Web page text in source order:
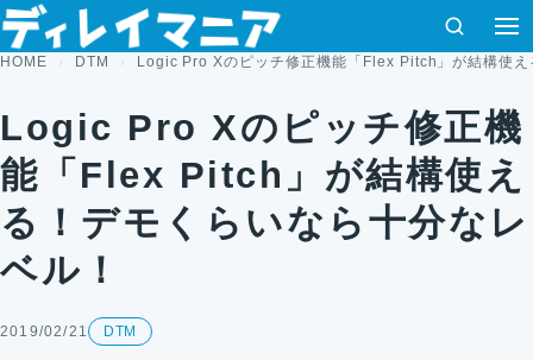
コンテンツへスキップ
検索
HOME DTM Logic Pro Xのピッチ修正機能「Flex Pitch」が結構使
Logic Pro Xのピッチ修正機
能「Flex Pitch」が結構使え
る！デモくらいなら十分なレ
ベル！
2019/02/21 DTM